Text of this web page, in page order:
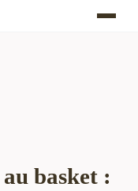
basket :